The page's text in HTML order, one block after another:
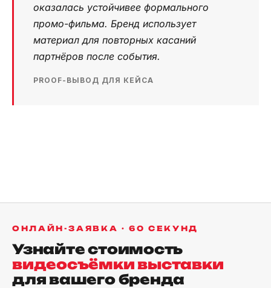
оказалась устойчивее формального
промо-фильма. Бренд использует
материал для повторных касаний
партнёров после события.
PROOF-ВЫВОД ДЛЯ КЕЙСА
ОНЛАЙН-ЗАЯВКА · 60 СЕКУНД
Узнайте стоимость
видеосъёмки выставки
для вашего бренда